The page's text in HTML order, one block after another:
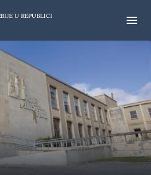
U REPUBLICI